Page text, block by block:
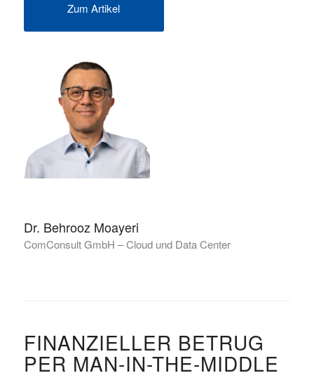
Zum Artikel
Dr. Behrooz Moayeri
ComConsult GmbH – Cloud und Data Center
FINANZIELLER BETRUG
PER MAN-IN-THE-MIDDLE